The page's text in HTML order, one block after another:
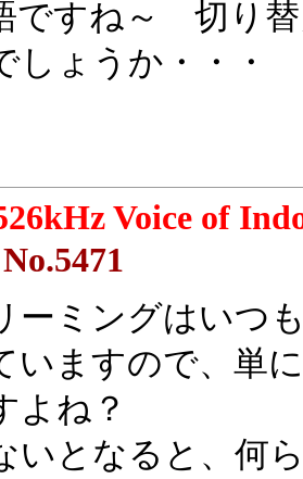
ですね～　切り
しょうか・・・
Voice of
No.5471
ーミングはいつ
いますので、単
よね？
いとなると、何